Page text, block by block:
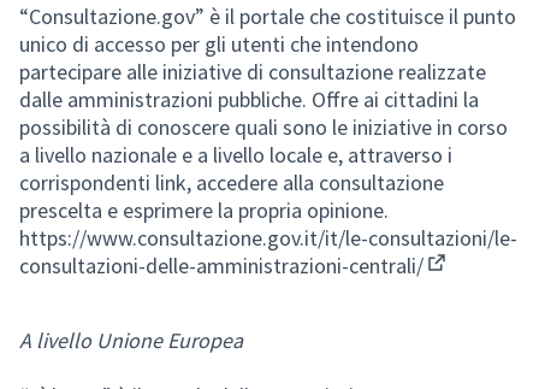
“Consultazione.gov” è il portale che costituisce il punto
unico di accesso per gli utenti che intendono
partecipare alle iniziative di consultazione realizzate
dalle amministrazioni pubbliche. Offre ai cittadini la
possibilità di conoscere quali sono le iniziative in corso
a livello nazionale e a livello locale e, attraverso i
corrispondenti link, accedere alla consultazione
prescelta e esprimere la propria opinione.
https://www.consultazione.gov.it/it/le-consultazioni/le-
consultazioni-delle-amministrazioni-centrali/
A livello Unione Europea